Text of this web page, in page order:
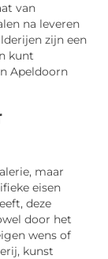
van
na leveren
zijn een
kunt
Apeldoorn
maar
eisen
deze
door het
wens of
kunst